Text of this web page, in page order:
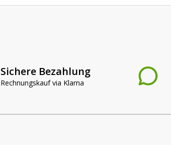
Sichere Bezahlung
Rechnungskauf via Klarna